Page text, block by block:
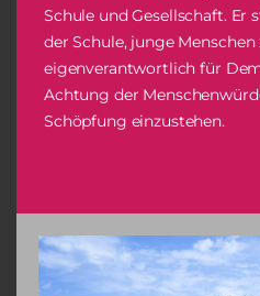
Schule und Gesellschaft. Er
der Schule, junge
eigenverantwortlich für
Achtung der
Schöpfung einzustehen.